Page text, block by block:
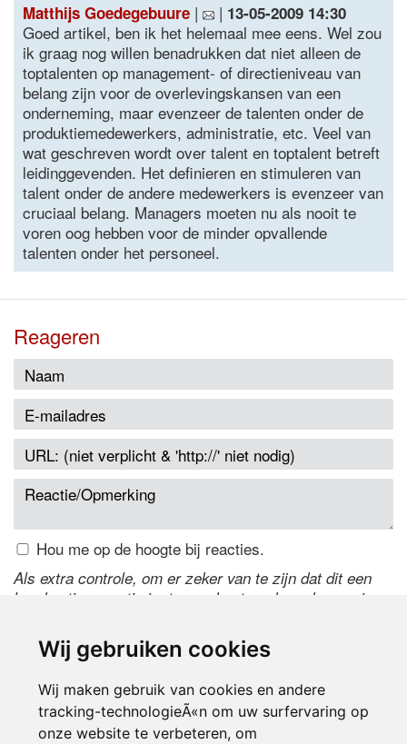
Wij gebruiken cookies
Wij maken gebruik van cookies en andere
tracking-technologieÃ«n om uw surfervaring op
onze website te verbeteren, om
Matthijs Goedegebuure | | 13-05-2009 14:30
Goed artikel, ben ik het helemaal mee eens. Wel zou
ik graag nog willen benadrukken dat niet alleen de
toptalenten op management- of directieniveau van
belang zijn voor de overlevingskansen van een
onderneming, maar evenzeer de talenten onder de
produktiemedewerkers, administratie, etc. Veel van
wat geschreven wordt over talent en toptalent betreft
leidinggevenden. Het definieren en stimuleren van
talent onder de andere medewerkers is evenzeer van
cruciaal belang. Managers moeten nu als nooit te
voren oog hebben voor de minder opvallende
talenten onder het personeel.
Reageren
Hou me op de hoogte bij reacties.
Als extra controle, om er zeker van te zijn dat dit een
handmatige reactie is, typ onderstaande code over in
de code te wijzigen.